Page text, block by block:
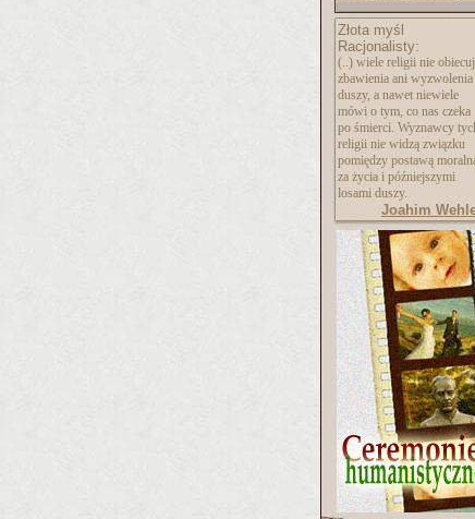
Złota myśl
Racjonalisty:
(..) wiele religii nie
zbawienia ani wyzwolenia
duszy, a nawet niewiele
mówi o tym, co nas czeka
po śmierci. Wyznawcy
religii nie widzą związku
pomiędzy postawą
za życia i późniejszymi
losami duszy.
Joahim